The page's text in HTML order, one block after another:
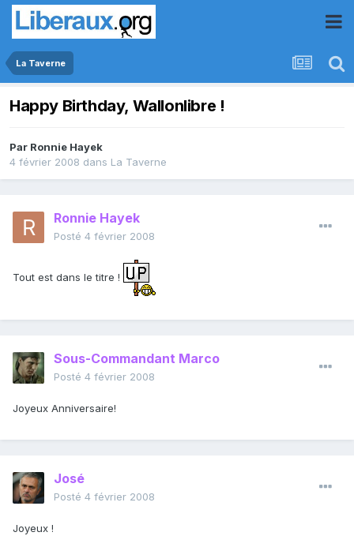
La Taverne
Happy Birthday, Wallonlibre !
Par Ronnie Hayek
4 février 2008 dans La Taverne
Ronnie Hayek
Posté 4 février 2008
Tout est dans le titre !
Sous-Commandant Marco
Posté 4 février 2008
Joyeux Anniversaire!
José
Posté 4 février 2008
Joyeux !